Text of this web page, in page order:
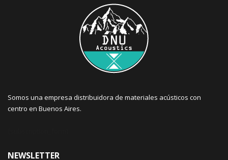
Somos una empresa distribuidora de materiales acústicos con
centro en Buenos Aires.
NEWSLETTER